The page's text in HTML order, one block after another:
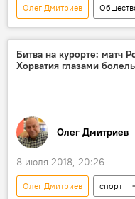
Олег Дмитриев
В мире
Россия
ФИФА-2018
Чемпионат мира по
Битва на курорте: матч
Хорватия глазами
Олег Дмитриев
8 июля 2018, 20:26
Олег Дмитриев спорт